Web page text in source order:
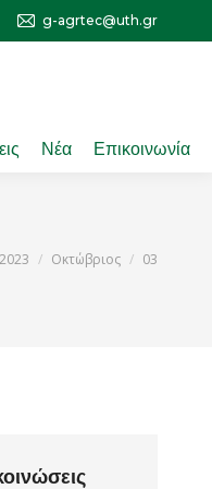
g-agrtec@uth.gr
Νέα Επικοινωνία
2023 Οκτώβριος 03